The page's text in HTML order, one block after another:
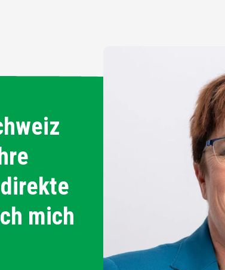
mich